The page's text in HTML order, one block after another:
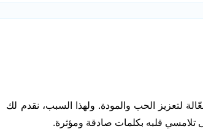
لتعزيز الحب والمودة. ولهذا السبب، نقدم لك
تلامسي قلبه بكلمات صادقة ومؤثرة.